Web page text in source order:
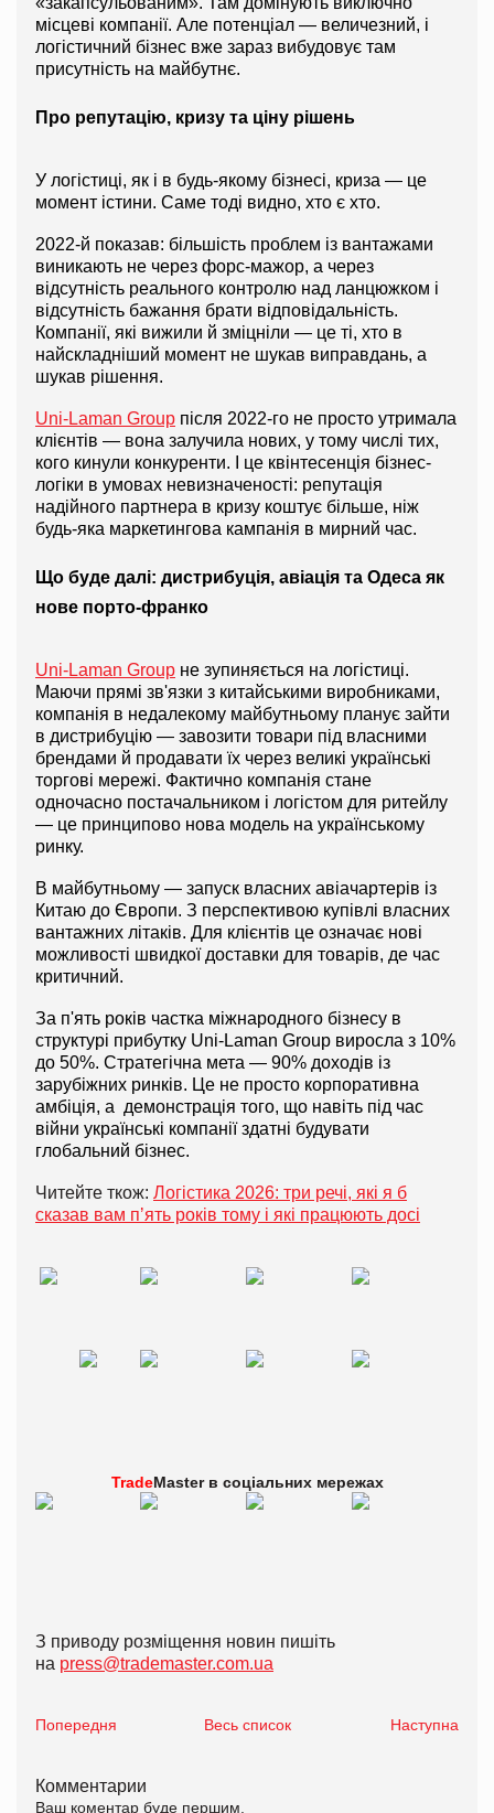
місцеві компанії. Але потенціал — величезний, і
логістичний бізнес вже зараз вибудовує там
присутність на майбутнє.
Про репутацію, кризу та ціну рішень
У логістиці, як і в будь-якому бізнесі, криза — це
момент істини. Саме тоді видно, хто є хто.
2022-й показав: більшість проблем із вантажами
виникають не через форс-мажор, а через
відсутність реального контролю над ланцюжком і
відсутність бажання брати відповідальність.
Компанії, які вижили й зміцніли — це ті, хто в
найскладніший момент не шукав виправдань, а
шукав рішення.
Uni-Laman Group після 2022-го не просто утримала
клієнтів — вона залучила нових, у тому числі тих,
кого кинули конкуренти. І це квінтесенція бізнес-
логіки в умовах невизначеності: репутація
надійного партнера в кризу коштує більше, ніж
будь-яка маркетингова кампанія в мирний час.
Що буде далі: дистрибуція, авіація та Одеса як
нове порто-франко
Uni-Laman Group не зупиняється на логістиці.
Маючи прямі зв'язки з китайськими виробниками,
компанія в недалекому майбутньому планує зайти
в дистрибуцію — завозити товари під власними
брендами й продавати їх через великі українські
торгові мережі. Фактично компанія стане
одночасно постачальником і логістом для ритейлу
— це принципово нова модель на українському
ринку.
В майбутньому — запуск власних авіачартерів із
Китаю до Європи. З перспективою купівлі власних
вантажних літаків. Для клієнтів це означає нові
можливості швидкої доставки для товарів, де час
критичний.
За п'ять років частка міжнародного бізнесу в
структурі прибутку Uni-Laman Group виросла з 10%
до 50%. Стратегічна мета — 90% доходів із
зарубіжних ринків. Це не просто корпоративна
амбіція, а  демонстрація того, що навіть під час
війни українські компанії здатні будувати
глобальний бізнес.
Читейте ткож: Логістика 2026: три речі, які я б
сказав вам пʼять років тому і які працюють досі
TradeMaster в соціальних мережах
З приводу розміщення новин пишіть
на press@trademaster.com.ua
Попередня Весь список Наступна
Комментарии
Ваш коментар буде першим.